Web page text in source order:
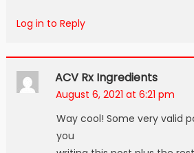
Log in to Reply
ACV Rx Ingredients
August 6, 2021 at 6:21 pm
Way cool! Some very valid
you